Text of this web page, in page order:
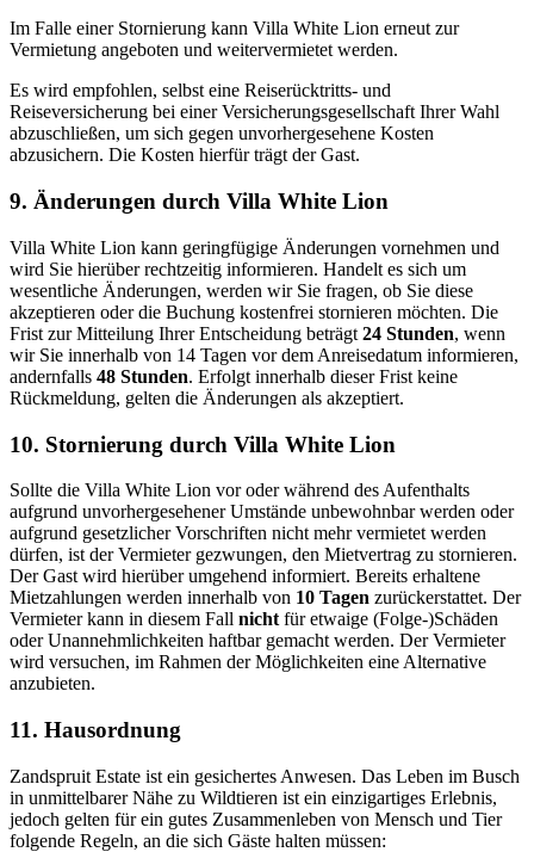
Im Falle einer Stornierung kann Villa White Lion erneut zur
Vermietung angeboten und weitervermietet werden.
Es wird empfohlen, selbst eine Reiserücktritts‑ und
Reiseversicherung bei einer Versicherungsgesellschaft Ihrer Wahl
abzuschließen, um sich gegen unvorhergesehene Kosten
abzusichern. Die Kosten hierfür trägt der Gast.
9. Änderungen durch Villa White Lion
Villa White Lion kann geringfügige Änderungen vornehmen und
wird Sie hierüber rechtzeitig informieren. Handelt es sich um
wesentliche Änderungen, werden wir Sie fragen, ob Sie diese
akzeptieren oder die Buchung kostenfrei stornieren möchten. Die
Frist zur Mitteilung Ihrer Entscheidung beträgt 24 Stunden, wenn
wir Sie innerhalb von 14 Tagen vor dem Anreisedatum informieren,
andernfalls 48 Stunden. Erfolgt innerhalb dieser Frist keine
Rückmeldung, gelten die Änderungen als akzeptiert.
10. Stornierung durch Villa White Lion
Sollte die Villa White Lion vor oder während des Aufenthalts
aufgrund unvorhergesehener Umstände unbewohnbar werden oder
aufgrund gesetzlicher Vorschriften nicht mehr vermietet werden
dürfen, ist der Vermieter gezwungen, den Mietvertrag zu stornieren.
Der Gast wird hierüber umgehend informiert. Bereits erhaltene
Mietzahlungen werden innerhalb von 10 Tagen zurückerstattet. Der
Vermieter kann in diesem Fall nicht für etwaige (Folge‑)Schäden
oder Unannehmlichkeiten haftbar gemacht werden. Der Vermieter
wird versuchen, im Rahmen der Möglichkeiten eine Alternative
anzubieten.
11. Hausordnung
Zandspruit Estate ist ein gesichertes Anwesen. Das Leben im Busch
in unmittelbarer Nähe zu Wildtieren ist ein einzigartiges Erlebnis,
jedoch gelten für ein gutes Zusammenleben von Mensch und Tier
folgende Regeln, an die sich Gäste halten müssen: